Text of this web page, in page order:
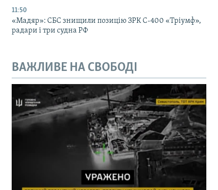
11:50
«Мадяр»: СБС знищили позицію ЗРК С-400 «Тріумф»,
радари і три судна РФ
ВАЖЛИВЕ НА СВОБОДІ